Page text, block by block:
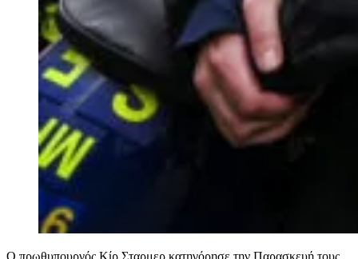
Ο πρωθυπουργός Κίρ Σταρμερ κατηγόρησε την Παρασκευή τους